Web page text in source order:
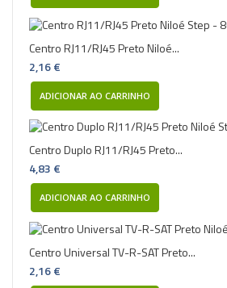
Centro RJ11/RJ45 Preto Niloé...
2,16 €
ADICIONAR AO CARRINHO
Centro Duplo RJ11/RJ45 Preto...
4,83 €
ADICIONAR AO CARRINHO
Centro Universal TV-R-SAT Preto...
2,16 €